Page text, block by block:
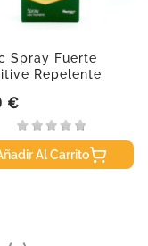
Spray Fuerte
Repelente
€
Al Carrito